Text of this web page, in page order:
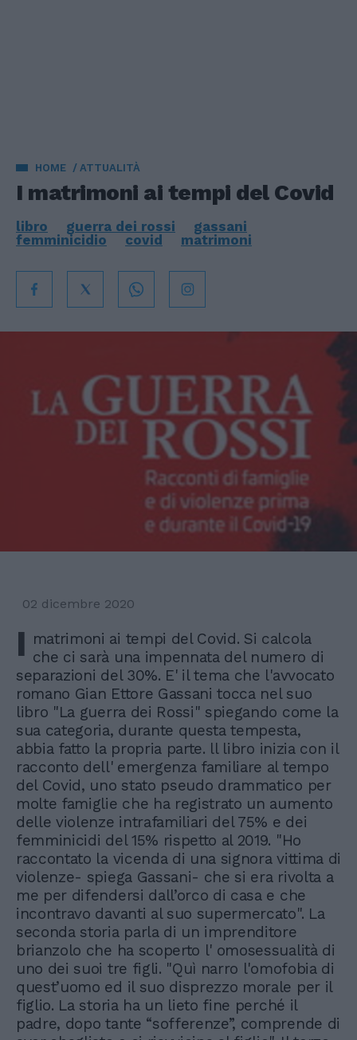
HOME ATTUALITÀ
I matrimoni ai tempi del Covid
libro guerra dei rossi
gassani
femminicidio
covid matrimoni
02 dicembre 2020
I matrimoni ai tempi del Covid. Si calcola
che ci sarà una impennata del numero di
separazioni del 30%. E' il tema che l'avvocato
romano Gian Ettore Gassani tocca nel suo
libro "La guerra dei Rossi" spiegando come la
sua categoria, durante questa tempesta,
abbia fatto la propria parte. ll libro inizia con il
racconto dell' emergenza familiare al tempo
del Covid, uno stato pseudo drammatico per
molte famiglie che ha registrato un aumento
delle violenze intrafamiliari del 75% e dei
femminicidi del 15% rispetto al 2019. "Ho
raccontato la vicenda di una signora vittima di
violenze- spiega Gassani- che si era rivolta a
me per difendersi dall’orco di casa e che
incontravo davanti al suo supermercato". La
seconda storia parla di un imprenditore
brianzolo che ha scoperto l' omosessualità di
uno dei suoi tre figli. "Quì narro l'omofobia di
quest’uomo ed il suo disprezzo morale per il
figlio. La storia ha un lieto fine perché il
padre, dopo tante “sofferenze”, comprende di